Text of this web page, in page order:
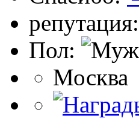
Пол:
Москва